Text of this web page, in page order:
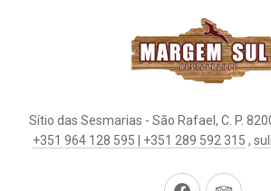
Sítio das Sesmarias - São Rafael, C. P.
+351 964 128 595 | +351 289 592 315 ,